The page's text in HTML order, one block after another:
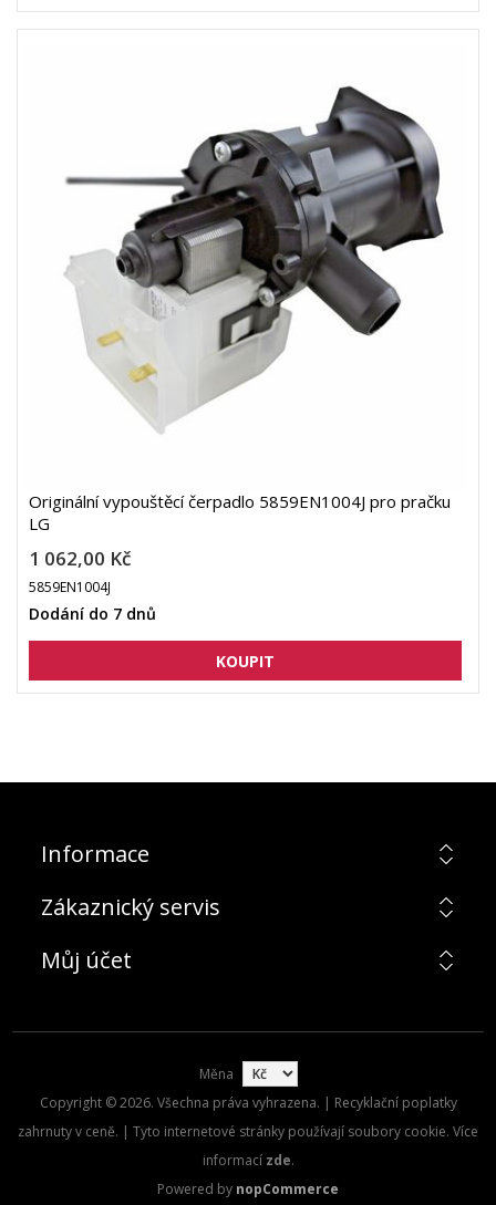
Originální vypouštěcí čerpadlo 5859EN1004J pro pračku
LG
1 062,00 Kč
5859EN1004J
Dodání do 7 dnů
Informace
Zákaznický servis
Můj účet
Měna
Copyright © 2026. Všechna práva vyhrazena. | Recyklační poplatky
zahrnuty v ceně. | Tyto internetové stránky používají soubory cookie. Více
informací zde.
Powered by nopCommerce